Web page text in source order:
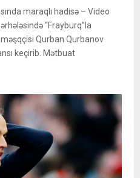
maraqlı hadisə – Video
“Frayburq”la
məşqçisi Qurban Qurbanov
keçirib. Mətbuat